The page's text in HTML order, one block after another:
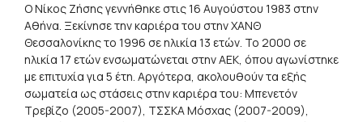
Ο Νίκος Ζήσης γεννήθηκε στις 16 Αυγούστου 1983 στην
Αθήνα. Ξεκίνησε την καριέρα του στην ΧΑΝΘ
Θεσσαλονίκης το 1996 σε ηλικία 13 ετών. Το 2000 σε
ηλικία 17 ετών ενσωματώνεται στην ΑΕΚ, όπου αγωνίστηκε
με επιτυχία για 5 έτη. Αργότερα, ακολουθούν τα εξής
σωματεία ως στάσεις στην καριέρα του: Μπενετόν
Τρεβίζο (2005-2007), ΤΣΣΚΑ Μόσχας (2007-2009),